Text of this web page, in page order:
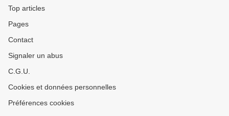
Top articles
Pages
Contact
Signaler un abus
C.G.U.
Cookies et données personnelles
Préférences cookies